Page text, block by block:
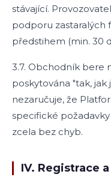
stávající.
podporu zastaralých
předstihem (min. 30
3.7. Obchodník bere
poskytována "tak, jak
nezaručuje, že
specifické
zcela bez chyb.
IV. Registrace